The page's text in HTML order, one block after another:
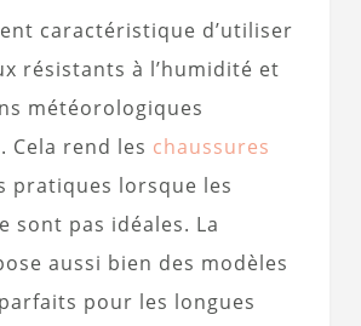
caractéristique d’utiliser
résistants à l’humidité et
météorologiques
Cela rend les chaussures
pratiques lorsque les
sont pas idéales. La
aussi bien des modèles
pour les longues